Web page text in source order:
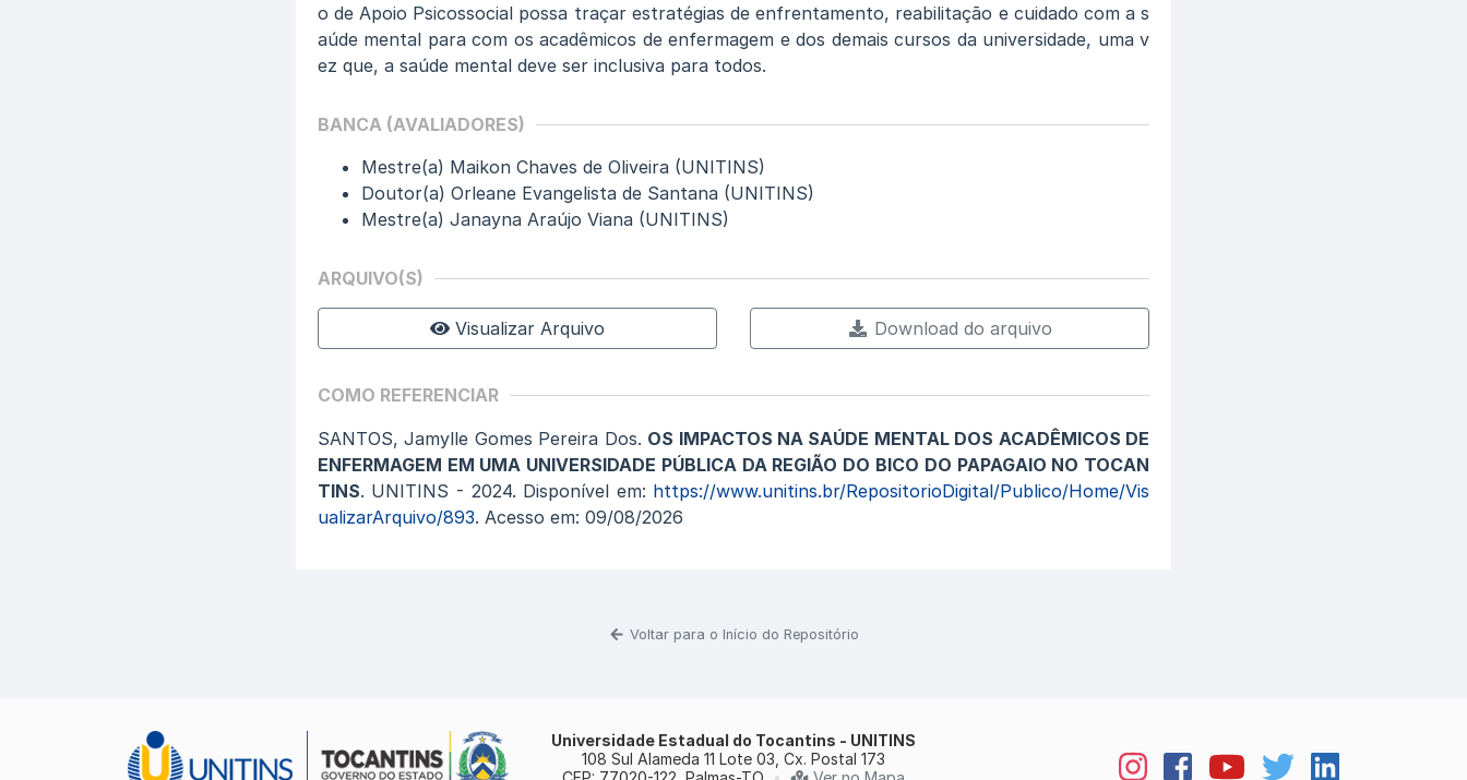
o de Apoio Psicossocial possa traçar estratégias de enfrentamento, reabilitação e cuidado com a s
aúde mental para com os acadêmicos de enfermagem e dos demais cursos da universidade, uma v
ez que, a saúde mental deve ser inclusiva para todos.
BANCA (AVALIADORES)
Mestre(a) Maikon Chaves de Oliveira (UNITINS)
Doutor(a) Orleane Evangelista de Santana (UNITINS)
Mestre(a) Janayna Araújo Viana (UNITINS)
ARQUIVO(S)
Visualizar Arquivo Download do arquivo
COMO REFERENCIAR
SANTOS, Jamylle Gomes Pereira Dos. OS IMPACTOS NA SAÚDE MENTAL DOS ACADÊMICOS DE
ENFERMAGEM EM UMA UNIVERSIDADE PÚBLICA DA REGIÃO DO BICO DO PAPAGAIO NO TOCAN
TINS. UNITINS - 2024. Disponível em: https://www.unitins.br/RepositorioDigital/Publico/Home/Vis
ualizarArquivo/893. Acesso em: 09/08/2026
Voltar para o Início do Repositório
Universidade Estadual do Tocantins - UNITINS
108 Sul Alameda 11 Lote 03, Cx. Postal 173